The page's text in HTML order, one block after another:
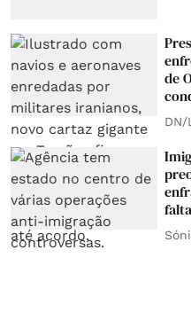
de
DN/